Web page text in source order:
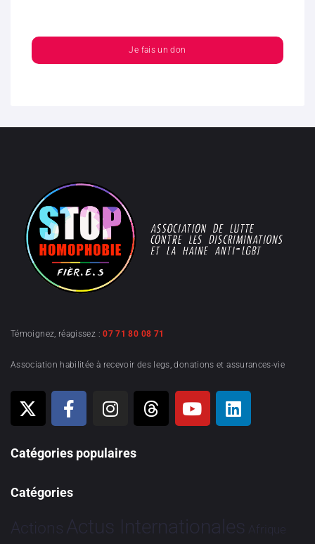
Je fais un don
Témoignez, réagissez :07 71 80 08 71
Association habilitée à recevoir des legs, donations et assurances-vie
Catégories populaires
Catégories
Actions Actus Internationales Afrique